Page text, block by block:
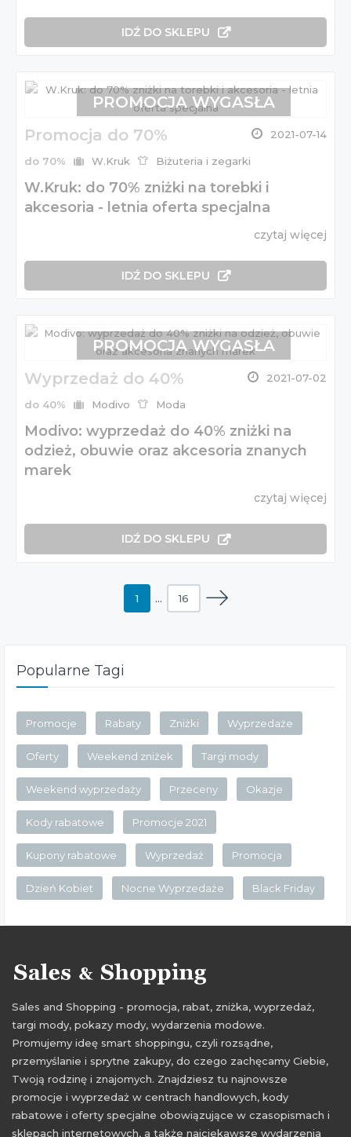
IDŹ DO SKLEPU
Promocja do 70% 2021-07-14
do 70% W.Kruk Biżuteria i zegarki
W.Kruk: do 70% zniżki na torebki i
akcesoria - letnia oferta specjalna
czytaj więcej
IDŹ DO SKLEPU
PROMOCJA WYGASŁA
Wyprzedaż do 40% 2021-07-02
do 40% Modivo Moda
Modivo: wyprzedaż do 40% zniżki na
odzież, obuwie oraz akcesoria znanych
marek
czytaj więcej
IDŹ DO SKLEPU
PROMOCJA WYGASŁA
1 … 16
Popularne Tagi
Promocje Rabaty Zniżki Wyprzedaże
Oferty Weekend zniżek Targi mody
Weekend wyprzedaży Przeceny Okazje
Kody rabatowe Promocje 2021
Kupony rabatowe Wyprzedaż Promocja
Dzień Kobiet Nocne Wyprzedaże Black Friday
Sales and Shopping - promocja, rabat, zniżka, wyprzedaż,
targi mody, pokazy mody, wydarzenia modowe.
Promujemy ideę smart shoppingu, czyli rozsądne,
przemyślanie i sprytne zakupy, do czego zachęcamy Ciebie,
Twoją rodzinę i znajomych. Znajdziesz tu najnowsze
promocje i wyprzedaż w centrach handlowych, kody
rabatowe i oferty specjalne obowiązujące w czasopismach i
sklepach internetowych, a także najciekawsze wydarzenia